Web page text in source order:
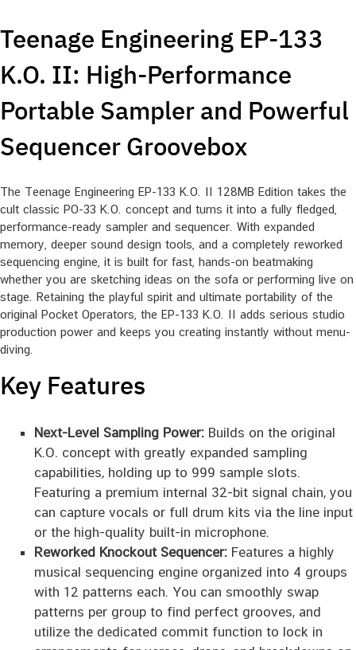
Teenage Engineering EP-133
K.O. II: High-Performance
Portable Sampler and Powerful
Sequencer Groovebox
The Teenage Engineering EP-133 K.O. II 128MB Edition takes the
cult classic PO-33 K.O. concept and turns it into a fully fledged,
performance-ready sampler and sequencer. With expanded
memory, deeper sound design tools, and a completely reworked
sequencing engine, it is built for fast, hands-on beatmaking
whether you are sketching ideas on the sofa or performing live on
stage. Retaining the playful spirit and ultimate portability of the
original Pocket Operators, the EP-133 K.O. II adds serious studio
production power and keeps you creating instantly without menu-
diving.
Key Features
Next-Level Sampling Power:Builds on the original
K.O. concept with greatly expanded sampling
capabilities, holding up to 999 sample slots.
Featuring a premium internal 32-bit signal chain, you
can capture vocals or full drum kits via the line input
or the high-quality built-in microphone.
Reworked Knockout Sequencer:Features a highly
musical sequencing engine organized into 4 groups
with 12 patterns each. You can smoothly swap
patterns per group to find perfect grooves, and
utilize the dedicated commit function to lock in